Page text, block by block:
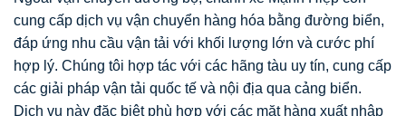
cung cấp dịch vụ vận chuyển hàng hóa bằng đường biển,
đáp ứng nhu cầu vận tải với khối lượng lớn và cước phí
hợp lý. Chúng tôi hợp tác với các hãng tàu uy tín, cung cấp
các giải pháp vận tải quốc tế và nội địa qua cảng biển.
Dịch vụ này đặc biệt phù hợp với các mặt hàng xuất nhập